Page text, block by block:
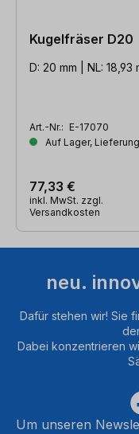
Kugelfräser D20
D: 20 mm | NL: 18,93
Art.-Nr.: E-17070
Auf Lager,
77,33 €
inkl. MwSt. zzgl.
Versandkosten
neu.
Dafür stehen wir! Sie
Dabei konzentrieren
Um unseren